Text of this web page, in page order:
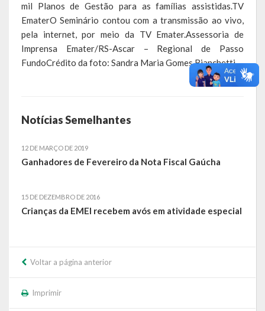
mil Planos de Gestão para as famílias assistidas.TV
EmaterO Seminário contou com a transmissão ao vivo,
pela internet, por meio da TV Emater.Assessoria de
Imprensa Emater/RS-Ascar – Regional de Passo
FundoCrédito da foto: Sandra Maria Gomes Bianchetti
Notícias Semelhantes
12 DE MARÇO DE 2019
Ganhadores de Fevereiro da Nota Fiscal Gaúcha
15 DE DEZEMBRO DE 2016
Crianças da EMEI recebem avós em atividade especial
Voltar a página anterior
Imprimir